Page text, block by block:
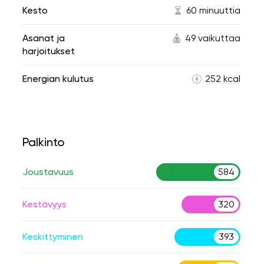
Kesto 60 minuuttia
Asanat ja
harjoitukset
49 vaikuttaa
Energian kulutus 252 kcal
Palkinto
Joustavuus 584
Kestävyys 320
Keskittyminen 393